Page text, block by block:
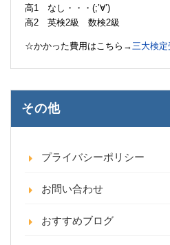
高1 なし・・・(;’∀’)
高2 英検2級 数検2級
☆かかった費用はこちら→三大検
その他
プライバシーポリシー
お問い合わせ
おすすめブログ